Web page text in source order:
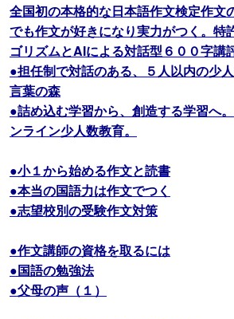
全国初の本格的な日本語作文検定作文
でも作文が好きになり実力がつく。特
ゴリズムとAIによる対話型６００字講
●担任制で対話のある、５人以内の少
言葉の森
●詰め込む学習から、創造する学習へ
ンライン少人数教育。
●小１から始める作文と読書
●本当の国語力は作文でつく
●志望校別の受験作文対策
●作文講師の資格を取るには
●国語の勉強法
●父母の声（１）